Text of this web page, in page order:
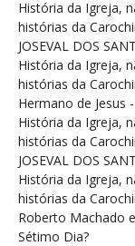
História da Igreja,
histórias da
JOSEVAL DOS
História da Igreja,
histórias da
Hermano de Jesus
História da Igreja,
histórias da
JOSEVAL DOS
História da Igreja,
histórias da
Roberto Machado
Sétimo Dia?